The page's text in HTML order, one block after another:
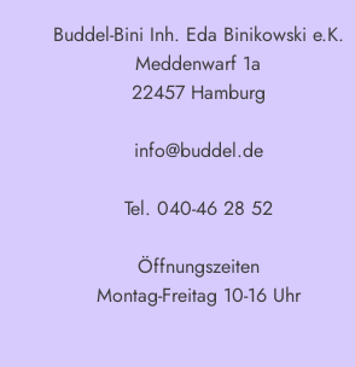
Buddel-Bini Inh. Eda Binikowski e.K.
Meddenwarf 1a
22457 Hamburg
info@buddel.de
Tel. 040-46 28 52
Öffnungszeiten
Montag-Freitag 10-16 Uhr